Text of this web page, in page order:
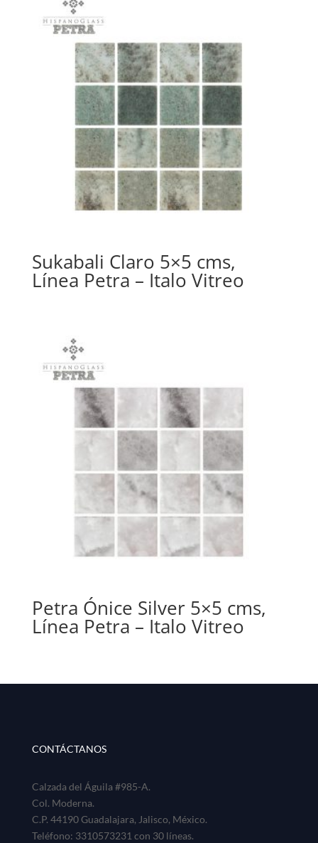
Sukabali Claro 5×5 cms,
Línea Petra – Italo Vitreo
Petra Ónice Silver 5×5 cms,
Línea Petra – Italo Vitreo
CONTÁCTANOS
Calzada del Águila #985-A.
Col. Moderna.
C.P. 44190 Guadalajara, Jalisco, México.
Teléfono: 3310573231 con 30 líneas.